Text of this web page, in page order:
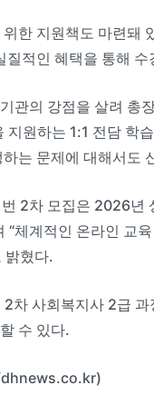
한 지원책도 마련
질적인 혜택을 통해
관의 강점을 살려 총
지원하는 1:1 전담 학
는 문제에 대해서도
2차 모집은 2026년
“체계적인 온라인 교
밝혔다.
차 사회복지사 2급
수 있다.